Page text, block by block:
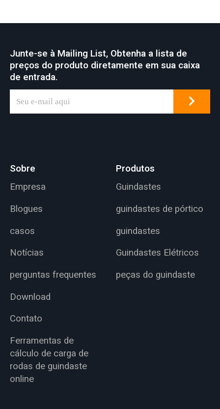
Junte-se à Mailing List, Obtenha a lista de
preços do produto diretamente em sua caixa
de entrada.
Sobre
Empresa
Blogues
casos
Notícias
perguntas frequentes
Download
Contato
Ferramentas de
cálculo de carga de
rodas de guindaste
online
Produtos
Guindastes
guindastes de pórtico
guindastes
Guindastes Elétricos
peças do guindaste